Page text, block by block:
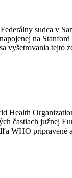
Federálny sudca v
na
vyšetrovania
Health
častiach južnej
WHO